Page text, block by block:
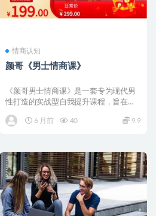
情商认知
颜哥《男士情商课》
《颜哥男士情商课》是一套专为现代男
性打造的实战型自我提升课程，旨在帮
6 月前
40 9.9